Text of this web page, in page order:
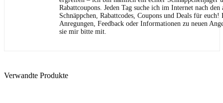
Rabattcoupons. Jeden Tag suche ich im Internet nach den
Schnäppchen, Rabattcodes, Coupons und Deals für euch!
Anregungen, Feedback oder Informationen zu neuen
sie mir bitte mit.
Verwandte Produkte